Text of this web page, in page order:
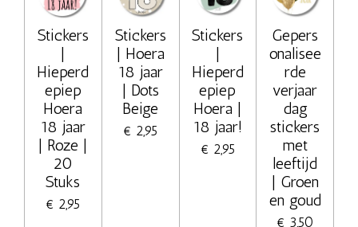
Stickers
|
Hieperd
epiep
Hoera
18 jaar
| Roze |
20
Stuks
€ 2,95
Stickers
| Hoera
18 jaar
| Dots
Beige
€ 2,95
Stickers
|
Hieperd
epiep
Hoera |
18 jaar!
€ 2,95
Gepers
onalisee
rde
verjaar
dag
stickers
met
leeftijd
| Groen
en goud
€ 3,50